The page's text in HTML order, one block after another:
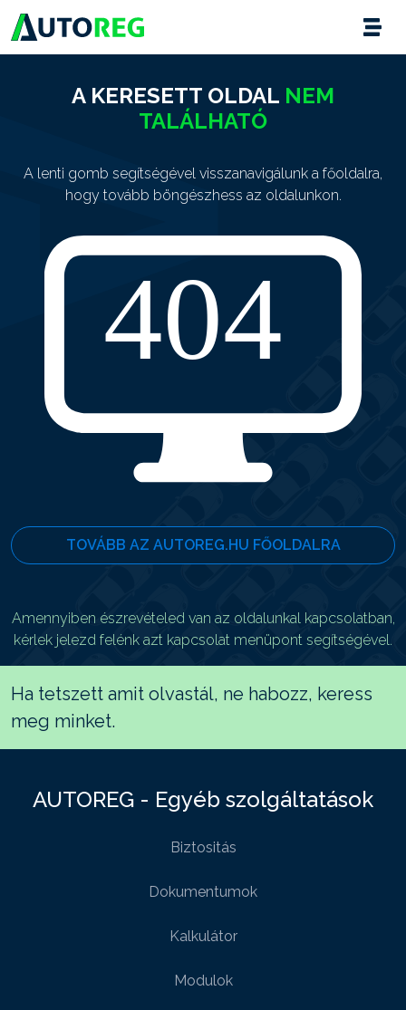
A KERESETT OLDAL NEM
TALÁLHATÓ
A lenti gomb segítségével visszanavigálunk a főoldalra,
hogy tovább böngészhess az oldalunkon.
TOVÁBB AZ AUTOREG.HU FŐOLDALRA
Amennyiben észrevételed van az oldalunkal kapcsolatban,
kérlek jelezd felénk azt kapcsolat menüpont segítségével.
Ha tetszett amit olvastál, ne habozz, keress
meg minket.
AUTOREG - Egyéb szolgáltatások
Biztositás
Dokumentumok
Kalkulátor
Modulok